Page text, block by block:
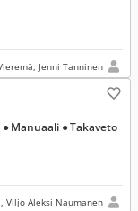
Jenni Tanninen
● Manuaali ● Takaveto
Viljo Aleksi Naumanen